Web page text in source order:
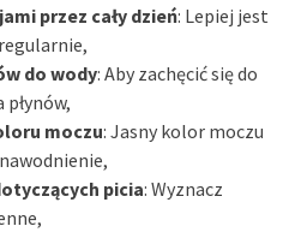
przez cały dzień: Lepiej jest
do wody: Aby zachęcić się do
moczu: Jasny kolor moczu
picia: Wyznacz